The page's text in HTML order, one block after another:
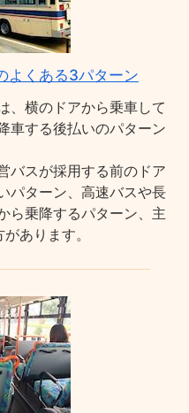
よくある3パターン
、横のドアから乗車して
車する後払いのパターン
バスが採用する前のドア
パターン、高速バスや長
ら乗降するパターン、主
あります。